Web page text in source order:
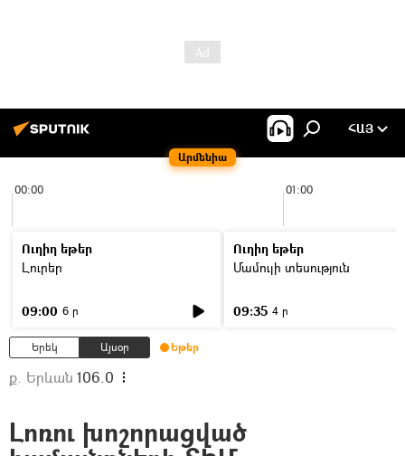
Արմենիա
ՀԱՅ
00:00 01:00
Ուղիղ եթեր
Լուրեր
09:00 6 ր
Ուղիղ եթեր
Մամուլի տեսություն
09:35 4 ր
Երեկ Այսօր Եթեր
ք. Երևան 106.0
Լոռու խոշորացված